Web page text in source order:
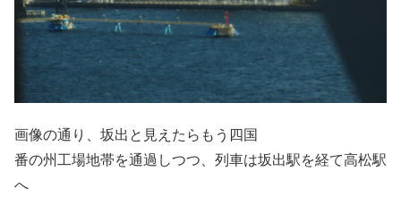
画像の通り、坂出と見えたらもう四国
番の州工場地帯を通過しつつ、列車は坂出駅を経て高松駅
へ